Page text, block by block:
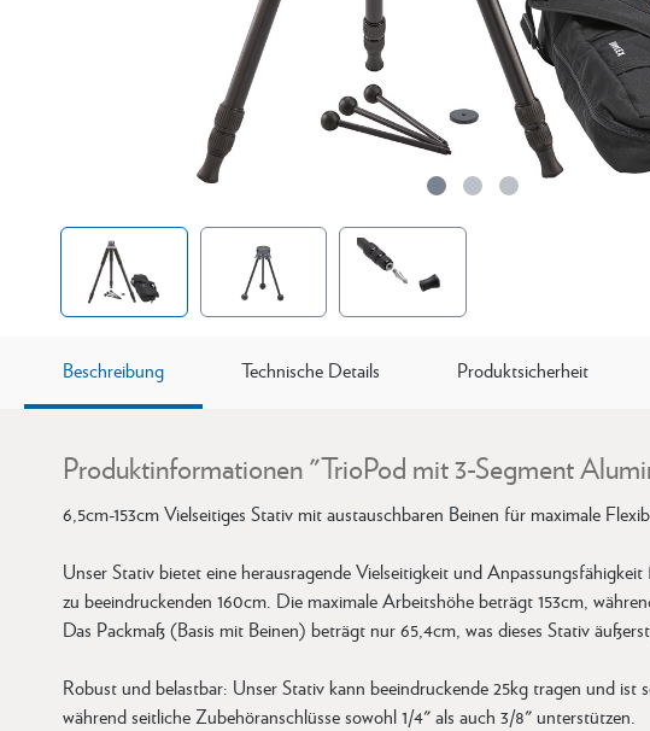
Beschreibung Technische Details Produktsicherheit
Produktinformationen "TrioPod mit 3-Segment
6,5cm-153cm Vielseitiges Stativ mit austauschbaren Beinen für maximale
Unser Stativ bietet eine herausragende Vielseitigkeit und
zu beeindruckenden 160cm. Die maximale Arbeitshöhe beträgt 153cm,
Das Packmaß (Basis mit Beinen) beträgt nur 65,4cm, was dieses Stativ
Robust und belastbar: Unser Stativ kann beeindruckende 25kg tragen und
während seitliche Zubehöranschlüsse sowohl 1/4" als auch 3/8" unterstützen.